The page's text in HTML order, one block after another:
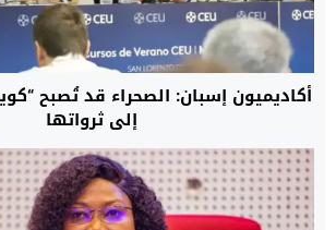
أكاديميون إسبان: الصحراء قد تُصبح
إلى ثرواتها